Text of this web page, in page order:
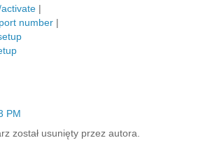
|
number |
PM
został usunięty przez autora.